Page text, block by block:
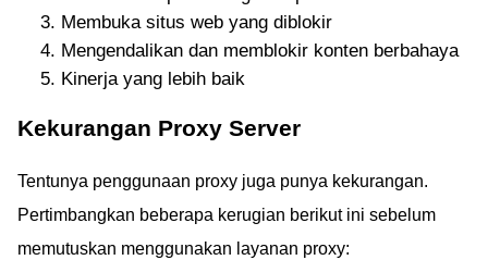
Membuka situs web yang diblokir
Mengendalikan dan memblokir konten berbahaya
Kinerja yang lebih baik
Kekurangan Proxy Server
Tentunya penggunaan proxy juga punya kekurangan.
Pertimbangkan beberapa kerugian berikut ini sebelum
memutuskan menggunakan layanan proxy: